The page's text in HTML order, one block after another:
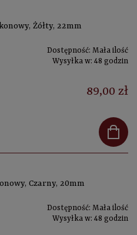
Żółty, 22mm
Dostępność: Mała ilość
Wysyłka w: 48 godzin
89,00 zł
Czarny, 20mm
Dostępność: Mała ilość
Wysyłka w: 48 godzin